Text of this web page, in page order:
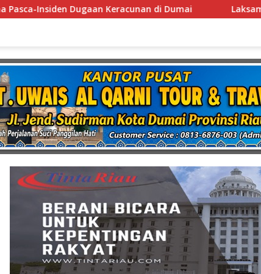
Laksamana Muda TNI (Purn.) Dr. Nazali